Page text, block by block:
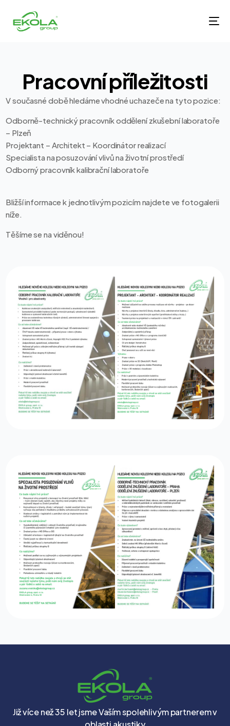
Pracovnípříležitosti
V současné době hledáme vhodné uchazeče na tyto pozice:
Odborně-technický pracovník oddělení zkušební laboratoře
– Plzeň
Projektant – Architekt – Koordinátor realizací
Specialista na posuzování vlivů na životní prostředí
Odborný pracovník kalibrační laboratoře
Bližší informace k jednotlivým pozicím najdete ve fotogalerii
níže.
Těšíme se na viděnou!
Již více než 35 let jsme Vaším spolehlivým partnerem v